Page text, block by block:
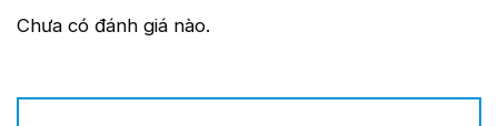
Chưa có đánh giá nào.